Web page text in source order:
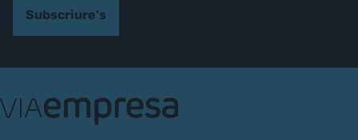
Subscriure's